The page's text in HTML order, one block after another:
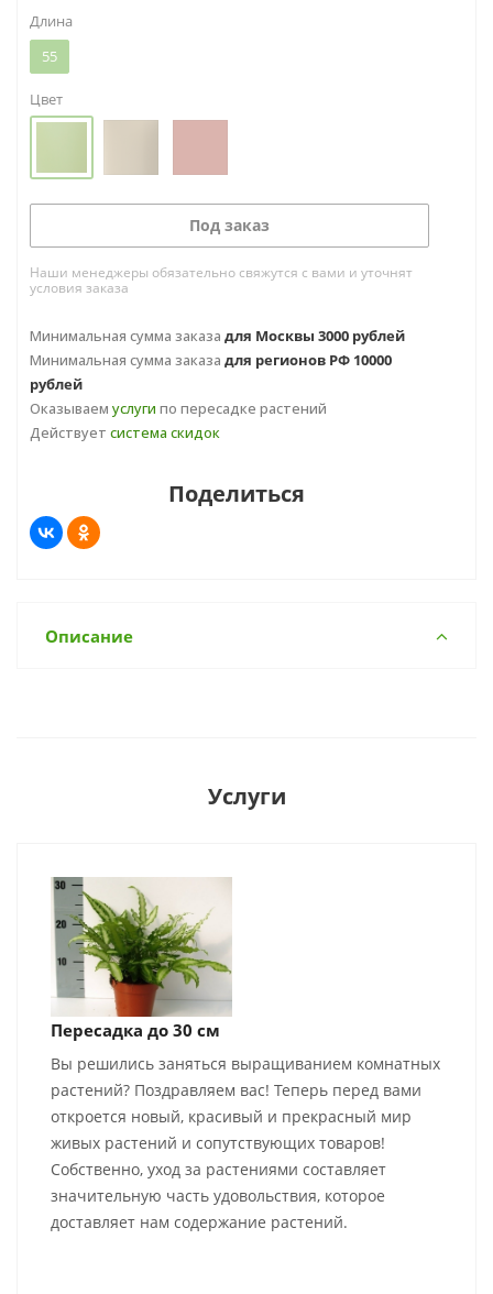
Длина
55
Цвет
Под заказ
Наши менеджеры обязательно свяжутся с вами и уточнят
условия заказа
Минимальная сумма заказа для Москвы 3000 рублей
Минимальная сумма заказа для регионов РФ 10000
рублей
Оказываем услуги по пересадке растений
Действует система скидок
Поделиться
Описание
Услуги
Пересадка до 30 см
Вы решились заняться выращиванием комнатных
растений? Поздравляем вас! Теперь перед вами
откроется новый, красивый и прекрасный мир
живых растений и сопутствующих товаров!
Собственно, уход за растениями составляет
значительную часть удовольствия, которое
доставляет нам содержание растений.